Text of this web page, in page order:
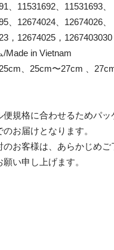
、11531692、11531693、
、12674024、12674026、
，12674025，1267403030
/Made in Vietnam
、25cm〜27cm 、
規格に合わせるためパッ
お届けとなります。
のお客様は、あらかじめご
い申し上げます。